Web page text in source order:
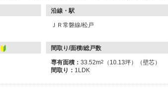
沿線・駅
ＪＲ常磐線/松戸
間取り/面積/総戸数
専有面積： 33.52m2
（10.13坪）（壁芯）
間取り： 1LDK